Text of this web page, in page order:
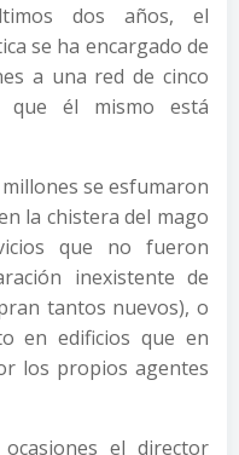
dos años, el
se ha encargado de
a una red de cinco
que él mismo está
se esfumaron
la chistera del mago
que no fueron
inexistente de
tantos nuevos), o
en edificios que en
los propios agentes
el director